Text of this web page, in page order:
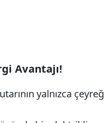
Avantajı!
yalnızca